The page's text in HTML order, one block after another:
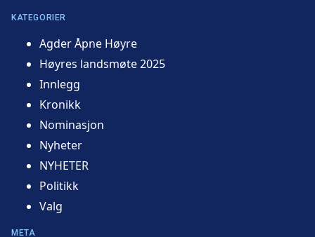
KATEGORIER
Agder Åpne Høyre
Høyres landsmøte 2025
Innlegg
Kronikk
Nominasjon
Nyheter
NYHETER
Politikk
Valg
META